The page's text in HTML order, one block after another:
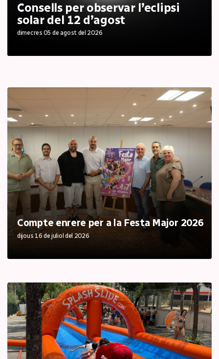
Consells per observar l’eclipsi
solar del 12 d’agost
dimecres 05 de agost del 2026
Compte enrere per a la Festa Major 2026
dijous 16 de juliol del 2026